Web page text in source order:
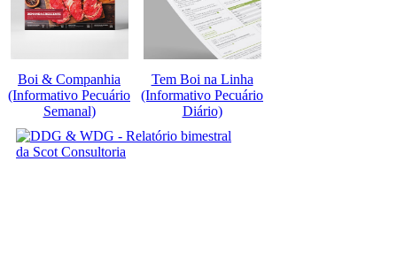
Boi & Companhia
(Informativo Pecuário
Semanal)
Tem Boi na Linha
(Informativo Pecuário
Diário)